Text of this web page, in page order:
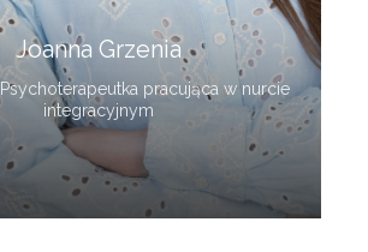
Joanna Grzenia
pracująca w nurcie
integracyjnym